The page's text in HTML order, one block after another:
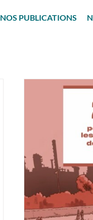
NOS PUBLICATIONS